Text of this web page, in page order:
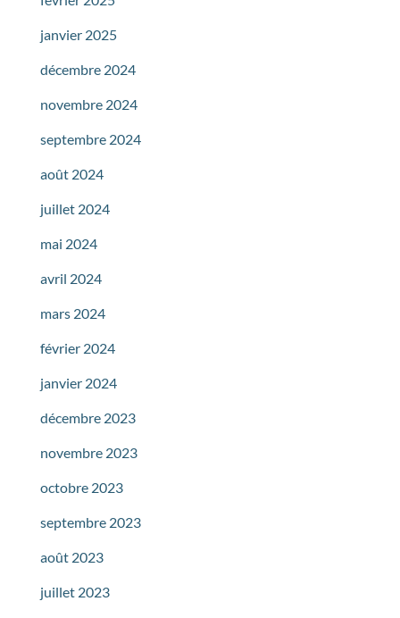
janvier 2025
décembre 2024
novembre 2024
septembre 2024
août 2024
juillet 2024
mai 2024
avril 2024
mars 2024
février 2024
janvier 2024
décembre 2023
novembre 2023
octobre 2023
septembre 2023
août 2023
juillet 2023